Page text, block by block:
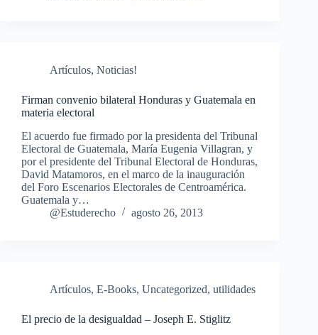
Artículos, Noticias!
Firman convenio bilateral Honduras y Guatemala en
materia electoral
El acuerdo fue firmado por la presidenta del Tribunal
Electoral de Guatemala, María Eugenia Villagran, y
por el presidente del Tribunal Electoral de Honduras,
David Matamoros, en el marco de la inauguración
del Foro Escenarios Electorales de Centroamérica.
Guatemala y…
@Estuderecho
agosto 26, 2013
Artículos, E-Books, Uncategorized, utilidades
El precio de la desigualdad – Joseph E. Stiglitz